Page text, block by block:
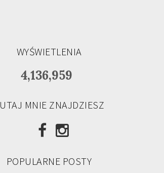
WYŚWIETLENIA
4,136,959
MNIE ZNAJDZIESZ
POPULARNE POSTY